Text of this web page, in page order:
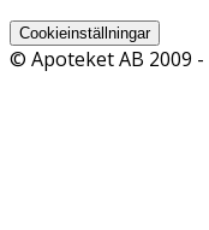
Cookieinställningar
© Apoteket AB 2009 -